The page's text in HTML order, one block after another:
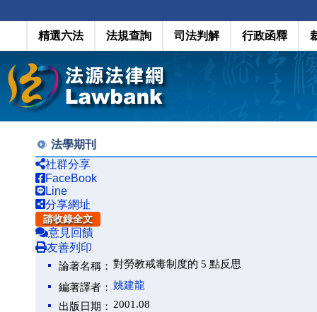
精選六法 法規查詢 司法判解 行政函釋
法學期刊
社群分享
FaceBook
Line
分享網址
請收錄全文
意見回饋
友善列印
論著名稱： 對勞教戒毒制度的 5 點反思
編著譯者： 姚建龍
出版日期： 2001.08